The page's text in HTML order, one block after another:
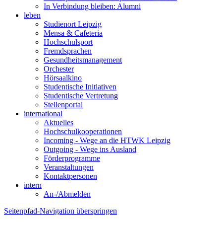
In Verbindung bleiben: Alumni
leben
Studienort Leipzig
Mensa & Cafeteria
Hochschulsport
Fremdsprachen
Gesundheitsmanagement
Orchester
Hörsaalkino
Studentische Initiativen
Studentische Vertretung
Stellenportal
international
Aktuelles
Hochschulkooperationen
Incoming - Wege an die HTWK Leipzig
Outgoing - Wege ins Ausland
Förderprogramme
Veranstaltungen
Kontaktpersonen
intern
An-/Abmelden
Seitenpfad-Navigation überspringen